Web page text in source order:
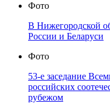
Фото
В Нижегородской
России и Беларуси
Фото
53-е заседание
российских
рубежом